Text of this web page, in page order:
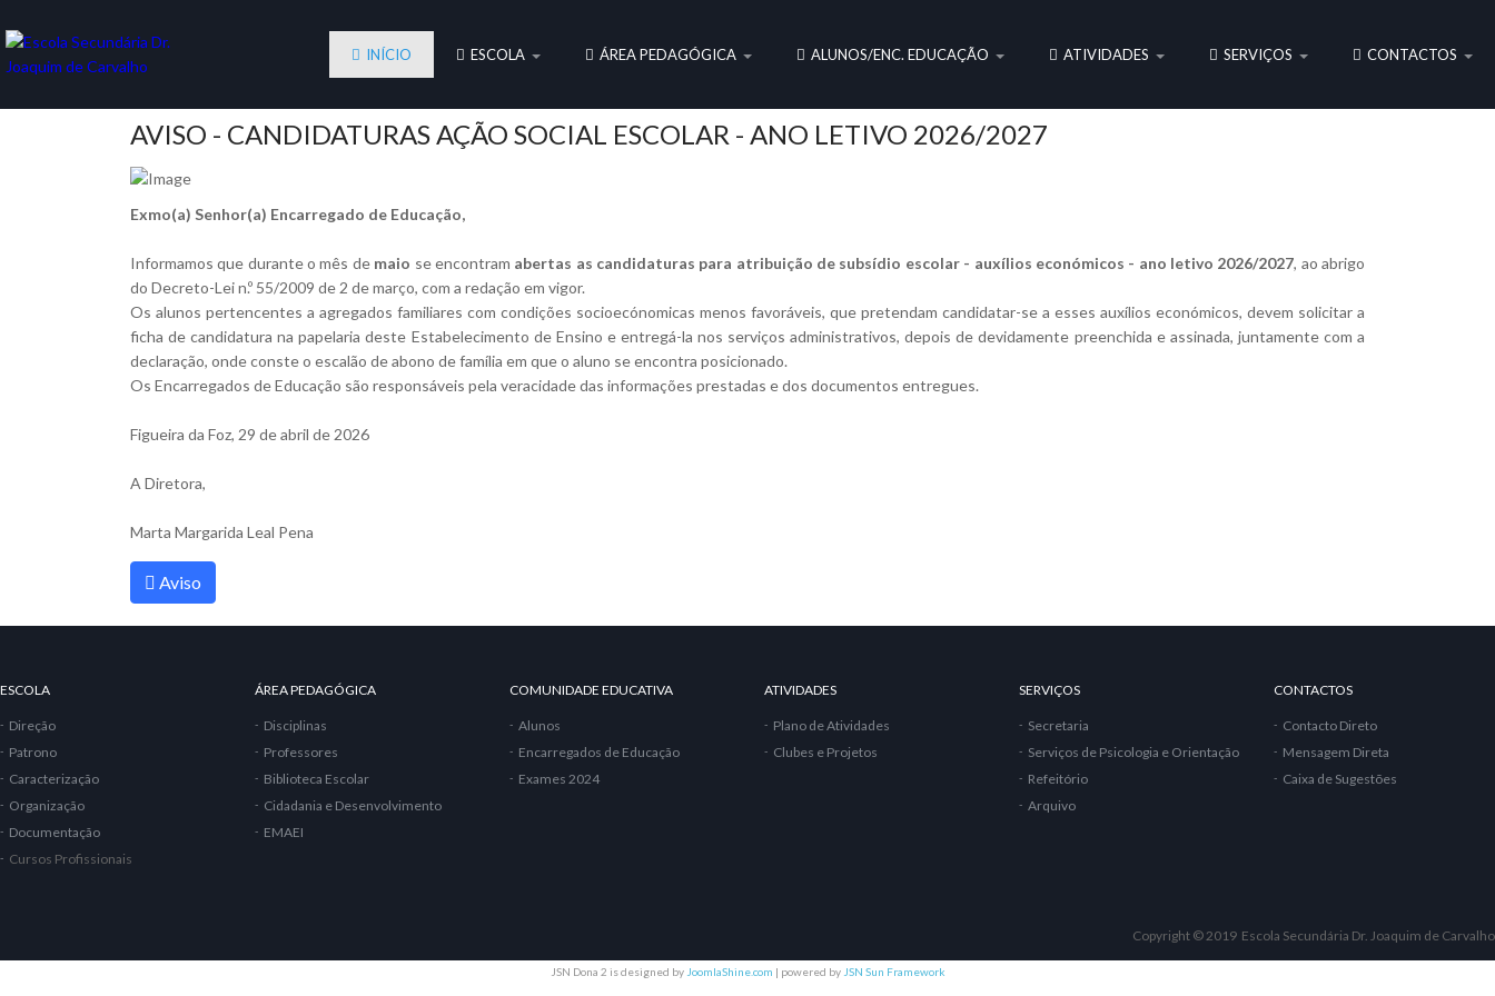
INÍCIO ESCOLA ÁREA PEDAGÓGICA ALUNOS/ENC. EDUCAÇÃO ATIVIDADES SERVIÇOS CONTACTOS
AVISO - CANDIDATURAS AÇÃO SOCIAL ESCOLAR - ANO LETIVO 2026/2027
Exmo(a) Senhor(a) Encarregado de Educação,
Informamos que durante o mês de maio se encontram abertas as candidaturas para atribuição de subsídio escolar - auxílios económicos - ano letivo 2026/2027, ao abrigo
do Decreto-Lei n.º 55/2009 de 2 de março, com a redação em vigor.
Os alunos pertencentes a agregados familiares com condições socioecónomicas menos favoráveis, que pretendam candidatar-se a esses auxílios económicos, devem solicitar a
ficha de candidatura na papelaria deste Estabelecimento de Ensino e entregá-la nos serviços administrativos, depois de devidamente preenchida e assinada, juntamente com a
declaração, onde conste o escalão de abono de família em que o aluno se encontra posicionado.
Os Encarregados de Educação são responsáveis pela veracidade das informações prestadas e dos documentos entregues.
Figueira da Foz, 29 de abril de 2026
A Diretora,
Marta Margarida Leal Pena
Aviso
ESCOLA
Direção
Patrono
Caracterização
Organização
Documentação
Cursos Profissionais
ÁREA PEDAGÓGICA
Disciplinas
Professores
Biblioteca Escolar
Cidadania e Desenvolvimento
EMAEI
COMUNIDADE EDUCATIVA
Alunos
Encarregados de Educação
Exames 2024
ATIVIDADES
Plano de Atividades
Clubes e Projetos
SERVIÇOS
Secretaria
Serviços de Psicologia e Orientação
Refeitório
Arquivo
CONTACTOS
Contacto Direto
Mensagem Direta
Caixa de Sugestões
Copyright © 2019 Escola Secundária Dr. Joaquim de Carvalho
JSN Dona 2 is designed byJoomlaShine.com | powered byJSN Sun Framework